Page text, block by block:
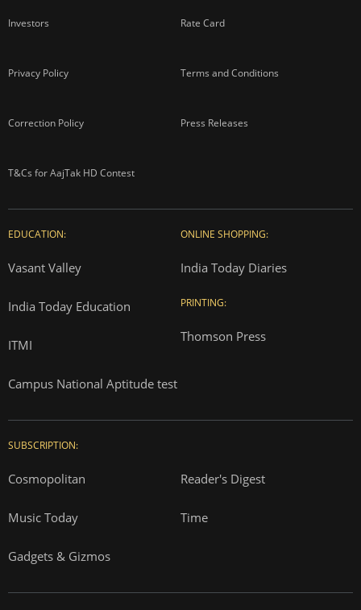
Investors Rate Card
Privacy Policy Terms and Conditions
Correction Policy Press Releases
T&Cs for AajTak HD Contest
EDUCATION:
Vasant Valley
India Today Education
ITMI
Campus National Aptitude test
ONLINE SHOPPING:
India Today Diaries
PRINTING:
Thomson Press
SUBSCRIPTION:
Cosmopolitan Reader's Digest
Music Today Time
Gadgets & Gizmos